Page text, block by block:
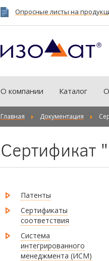
Опросные листы на
О компании Каталог
Главная Документация
Патенты
Сертификаты
соответствия
Система
интегрированного
менеджмента (ИСМ)